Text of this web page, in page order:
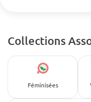
Collections
Féminisées